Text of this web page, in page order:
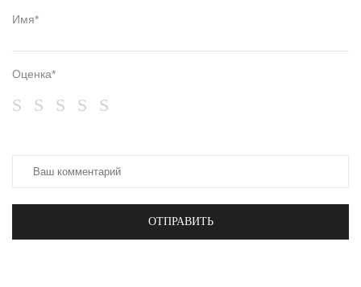
Имя*
Оценка*
ОТПРАВИТЬ